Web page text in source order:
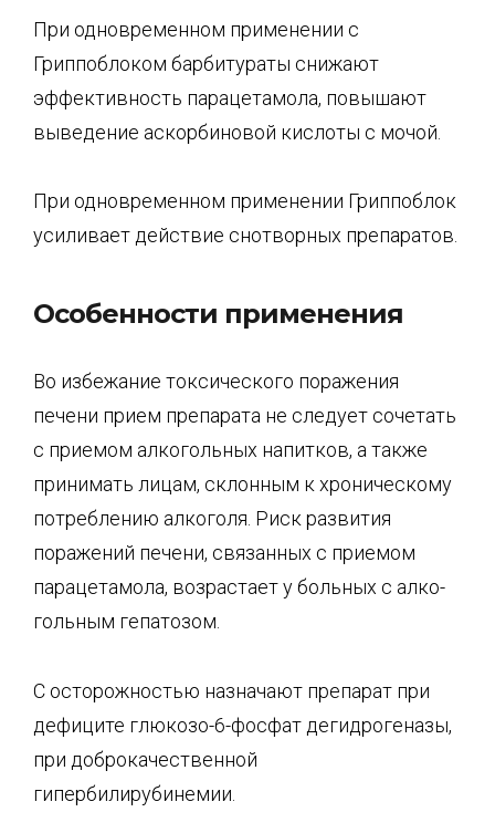
При одновременном применении с
Гриппоблоком барбитураты снижают
эффективность парацетамо­ла, повышают
выведение аскорбиновой кислоты с мочой.
При одновременном применении Гриппоблок
усиливает действие снотворных препаратов.
Особенности применения
Во избежание токсического поражения
печени прием препарата не следует сочетать
с приемом алкогольных напитков, а также
принимать лицам, склонным к хроническому
потреблению алкоголя. Риск развития
поражений печени, связанных с приемом
парацетамола, возрастает у больных с алко­
гольным гепатозом.
С осторожностью назначают препарат при
дефиците глюкозо-6-фосфат дегидрогеназы,
при доброка­чественной
гипербилирубинемии.